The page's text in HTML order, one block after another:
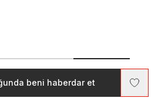
beni haberdar et